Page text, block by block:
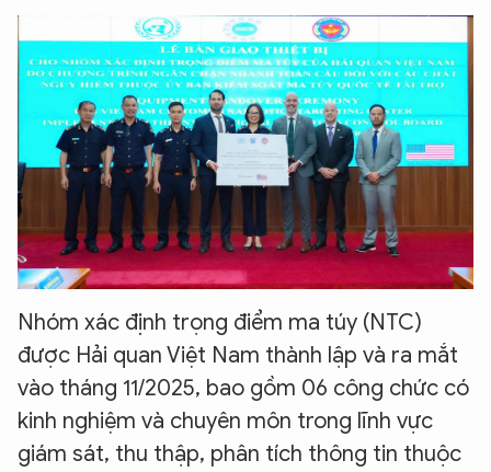
Nhóm xác định trọng điểm ma túy (NTC)
được Hải quan Việt Nam thành lập và ra mắt
vào tháng 11/2025, bao gồm 06 công chức có
kinh nghiệm và chuyên môn trong lĩnh vực
giám sát, thu thập, phân tích thông tin thuộc